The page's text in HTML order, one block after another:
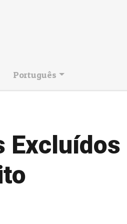
Português
Excluídos